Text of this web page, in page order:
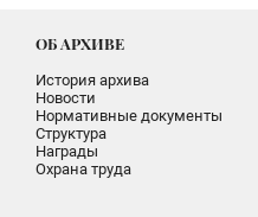
ОБ АРХИВЕ
История архива
Новости
Нормативные документы
Структура
Награды
Охрана труда